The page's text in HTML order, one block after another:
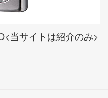
当サイトは紹介のみ>